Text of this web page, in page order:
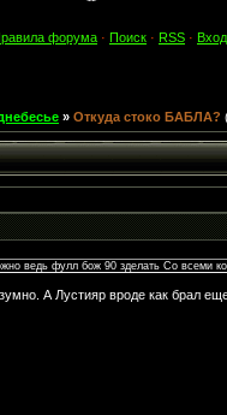
форума · Поиск · RSS · Вход
» Откуда стоко БАБЛА?
ведь фулл бож 90 зделать Со всеми
А Лустияр вроде как брал